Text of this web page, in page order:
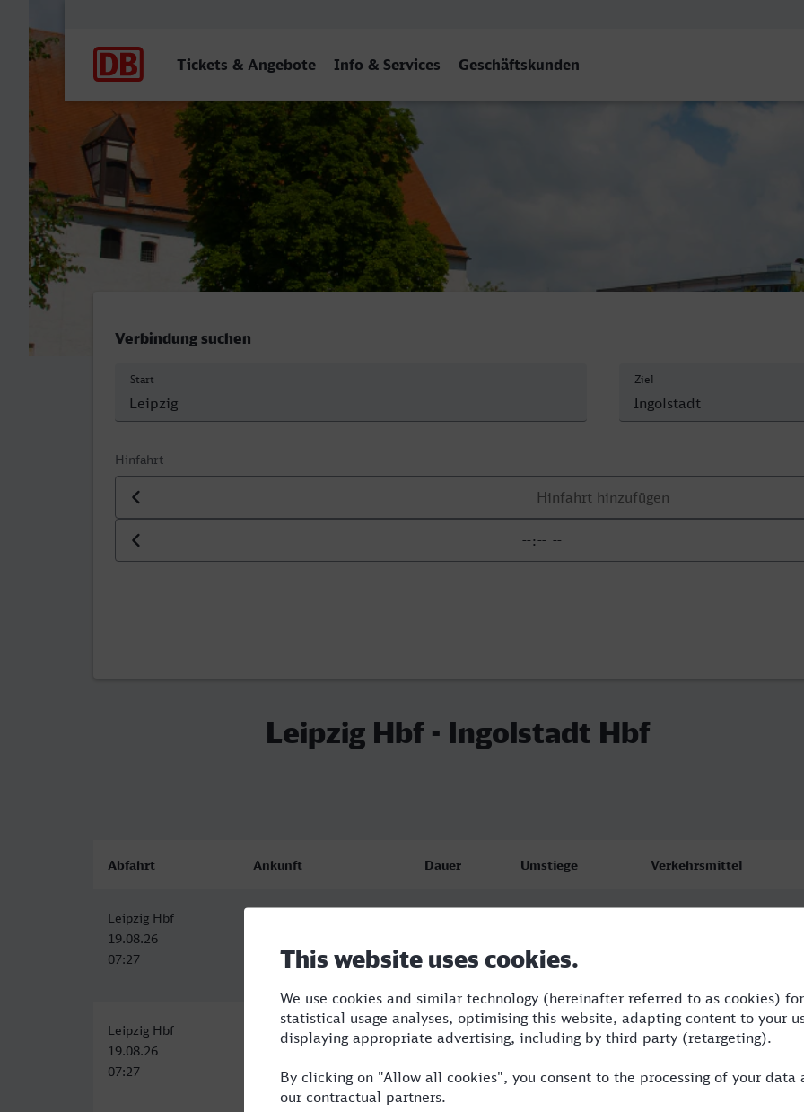
Tickets & Angebote Info & Services Geschäftskunden
Leipzig Hbf - Ingolstadt Hbf
Verbindung suchen
Start Ziel
Hinfahrt
Datum der Hinfahrt
Uhrzeit der Hinfahrt
Leipzig Hbf - Ingolstadt Hbf
Abfahrt Ankunft Dauer Umstiege Verkehrsmittel
Leipzig Hbf
19.08.26
07:27
09:58
Leipzig Hbf
19.08.26
07:27
Ingolstadt Hbf
19.08.26
09:58
1